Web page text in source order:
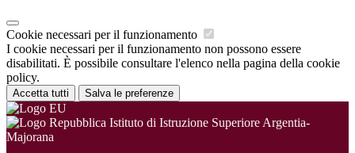
Cookie necessari per il funzionamento
I cookie necessari per il funzionamento non possono essere
disabilitati. È possibile consultare l'elenco nella pagina della cookie
policy.
Accetta tutti Salva le preferenze
Istituto di Istruzione Superiore Argentia-
Majorana